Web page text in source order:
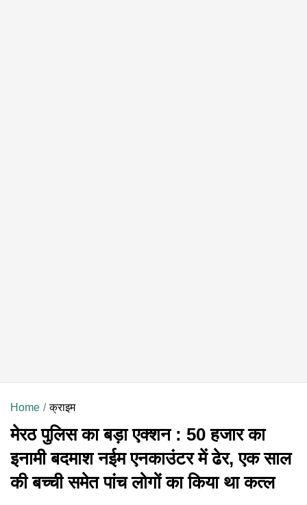
Home क्राइम
मेरठ पुलिस का बड़ा एक्शन : 50 हजार का
इनामी बदमाश नईम एनकाउंटर में ढेर, एक साल
की बच्ची समेत पांच लोगों का किया था कत्ल